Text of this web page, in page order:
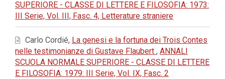
SUPERIORE - CLASSE DI LETTERE E FILOSOFIA: 1973:
III Serie, Vol. III, Fasc. 4, Letterature straniere
Carlo Cordié, La genesi e la fortuna dei Trois Contes
nelle testimonianze di Gustave Flaubert , ANNALI
SCUOLA NORMALE SUPERIORE - CLASSE DI LETTERE
E FILOSOFIA: 1979: III Serie, Vol. IX, Fasc. 2